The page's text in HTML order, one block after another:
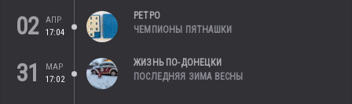
02
АПР
17:04
РЕТРО
ЧЕМПИОНЫ ПЯТНАШКИ
31
МАР
17:02
ЖИЗНЬ ПО-ДОНЕЦКИ
ПОСЛЕДНЯЯ ЗИМА ВЕСНЫ